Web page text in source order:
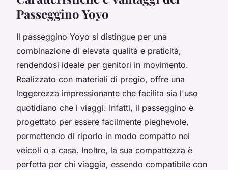
Passeggino Yoyo
Il passeggino Yoyo si distingue per una
combinazione di elevata qualità e praticità,
rendendosi ideale per genitori in movimento.
Realizzato con materiali di pregio, offre una
leggerezza impressionante che facilita sia l'uso
quotidiano che i viaggi. Infatti, il passeggino è
progettato per essere facilmente pieghevole,
permettendo di riporlo in modo compatto nei
veicoli o a casa. Inoltre, la sua compattezza è
perfetta per chi viaggia, essendo compatibile con